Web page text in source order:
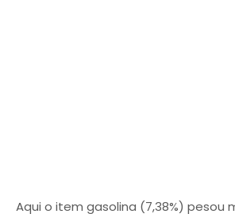
Aqui o item gasolina (7,38%) pesou